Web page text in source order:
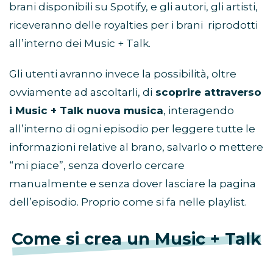
brani disponibili su Spotify, e gli autori, gli artisti,
riceveranno delle royalties per i brani riprodotti
all’interno dei Music + Talk.
Gli utenti avranno invece la possibilità, oltre
ovviamente ad ascoltarli, di scoprire attraverso
i Music + Talk nuova musica, interagendo
all’interno di ogni episodio per leggere tutte le
informazioni relative al brano, salvarlo o mettere
“mi piace”, senza doverlo cercare
manualmente e senza dover lasciare la pagina
dell’episodio. Proprio come si fa nelle playlist.
Come si crea un Music + Talk